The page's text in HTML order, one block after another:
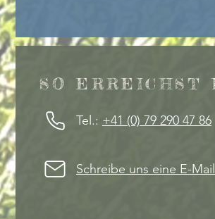
SO ERREICHST
Tel.: +41 (0) 79 290 47 86
Schreibe uns eine E-Mail